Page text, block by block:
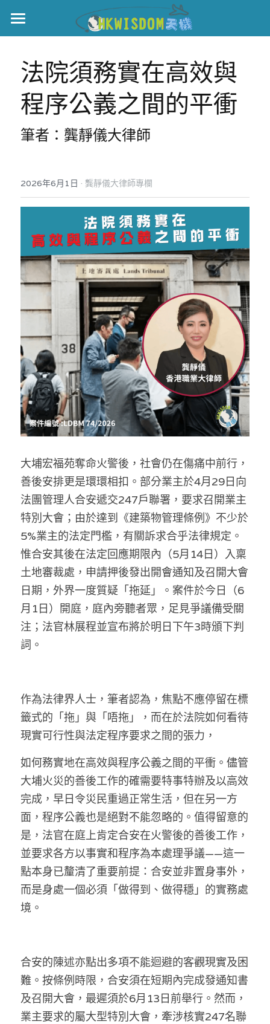
主頁
世界盃
伊美戰爭
黎智英案
美西媒體謊言實錄
宏福‧革新
宏福苑聽證會
宏福火災正視聽
記錄．宏福苑火災
港聞
中國
國際
娛樂
反華推手你要知
反華推手懶人包
民主派騙案十式
反華推手起底
美西霸凌內幕
美西極權主義
真相直擊
極端暴恐實錄
林淑芳專欄
屈穎妍專欄
朱庭萱專欄
莫綺琪專欄
黃萬成專欄
招國偉專欄
高松傑專欄
林伯強專欄
馮煒光專欄
趙處機專欄
KOL 精選
龔靜儀大律師專欄
陳貴春大律師專欄
陳子遷律師專欄
羅浚軒專欄
溫志倫專欄
汪明欣專欄
張美雄專欄
絕密法庭檔案
醫院口岸爆炸案
屠龍小隊案
黎智英案審訊
支聯會案
35+顛覆案
生活
吃喝玩指南
休閒好介紹
親子
花生仔漫畫週記
關於我們
人才招聘
投稿熱線
商戶合作
支持讚助
條款及細則
關於我們
搜索
繁體中文
繁體中文
English
法院須務實在高效與
程序公義之間的平衝
筆者：龔靜儀大律師
2026年6月1日 · 龔靜儀大律師專欄
大埔宏福苑奪命火警後，社會仍在傷痛中前行，
善後安排更是環環相扣。部分業主於4月29日向
法團管理人合安遞交247戶聯署，要求召開業主
特別大會；由於達到《建築物管理條例》不少於
5%業主的法定門檻，有關訴求合乎法律規定。
惟合安其後在法定回應期限內（5月14日）入稟
土地審裁處，申請押後發出開會通知及召開大會
日期，外界一度質疑「拖延」。案件於今日（6
月1日）開庭，庭內旁聽者眾，足見爭議備受關
注；法官林展程並宣布將於明日下午3時頒下判
詞。
作為法律界人士，筆者認為，焦點不應停留在標
籤式的「拖」與「唔拖」，而在於法院如何看待
現實可行性與法定程序要求之間的張力，
如何務實地在高效與程序公義之間的平衝。儘管
大埔火災的善後工作的確需要特事特辦及以高效
完成，早日令災民重過正常生活，但在另一方
面，程序公義也是絕對不能忽略的。值得留意的
是，法官在庭上肯定合安在火警後的善後工作，
並要求各方以事實和程序為本處理爭議——這一
點本身已釐清了重要前提：合安並非置身事外，
而是身處一個必須「做得到、做得穩」的實務處
境。
合安的陳述亦點出多項不能迴避的客觀現實及困
難。按條例時限，合安須在短期內完成發通知書
及召開大會，最遲須於6月13日前舉行。然而，
業主要求的屬大型特別大會，牽涉核實247名聯